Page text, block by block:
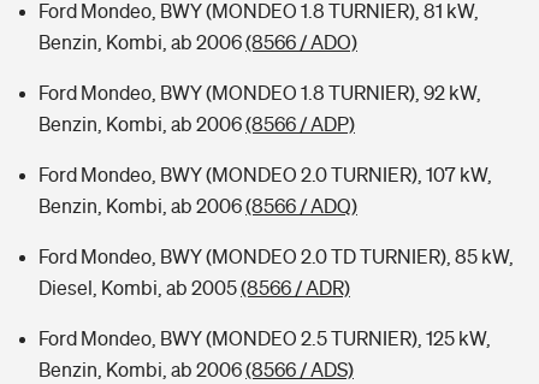
Ford Mondeo, BWY (MONDEO 1.8 TURNIER), 81 kW,
Benzin, Kombi, ab 2006(8566 / ADO)
Ford Mondeo, BWY (MONDEO 1.8 TURNIER), 92 kW,
Benzin, Kombi, ab 2006(8566 / ADP)
Ford Mondeo, BWY (MONDEO 2.0 TURNIER), 107 kW,
Benzin, Kombi, ab 2006(8566 / ADQ)
Ford Mondeo, BWY (MONDEO 2.0 TD TURNIER), 85 kW,
Diesel, Kombi, ab 2005(8566 / ADR)
Ford Mondeo, BWY (MONDEO 2.5 TURNIER), 125 kW,
Benzin, Kombi, ab 2006(8566 / ADS)